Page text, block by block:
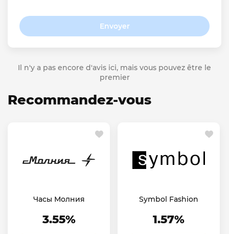
Envoyer
Il n'y a pas encore d'avis ici, mais vous pouvez être le
premier
Recommandez-vous
Часы Молния
3.55%
Symbol Fashion
1.57%